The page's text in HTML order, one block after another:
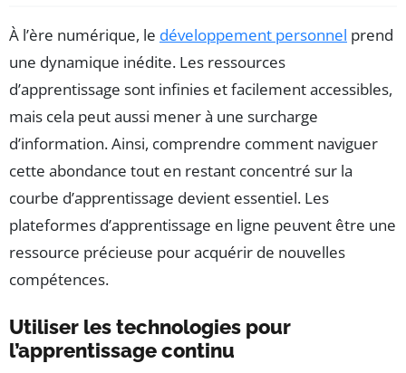
À l’ère numérique, le développement personnel prend
une dynamique inédite. Les ressources
d’apprentissage sont infinies et facilement accessibles,
mais cela peut aussi mener à une surcharge
d’information. Ainsi, comprendre comment naviguer
cette abondance tout en restant concentré sur la
courbe d’apprentissage devient essentiel. Les
plateformes d’apprentissage en ligne peuvent être une
ressource précieuse pour acquérir de nouvelles
compétences.
Utiliser les technologies pour
l’apprentissage continu